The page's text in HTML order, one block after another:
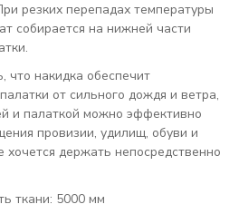
резких перепадах температуры
собирается на нижней части
что накидка обеспечит
от сильного дождя и ветра,
и палаткой можно эффективно
провизии, удилищ, обуви и
хочется держать непосредственно
ткани: 5000 мм